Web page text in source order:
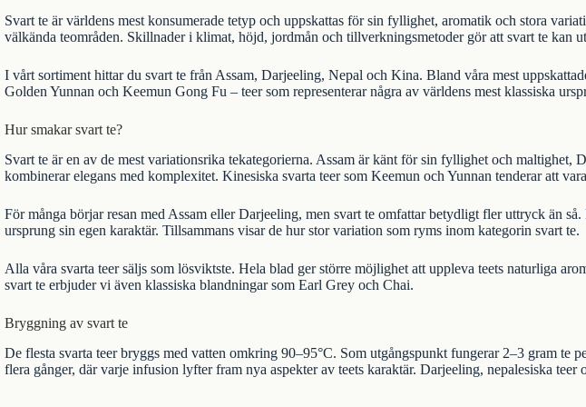
Svart te är världens mest konsumerade tetyp och uppskattas för sin fyllighet, aromatik och stora
välkända teområden. Skillnader i klimat, höjd, jordmån och tillverkningsmetoder gör att svart te
I vårt sortiment hittar du svart te från Assam, Darjeeling, Nepal och Kina. Bland våra mest
Golden Yunnan och Keemun Gong Fu – teer som representerar några av världens mest klassiska
Hur smakar svart te?
Svart te är en av de mest variationsrika tekategorierna. Assam är känt för sin fyllighet och maltighet,
kombinerar elegans med komplexitet. Kinesiska svarta teer som Keemun och Yunnan tenderar att
För många börjar resan med Assam eller Darjeeling, men svart te omfattar betydligt fler uttryck än
ursprung sin egen karaktär. Tillsammans visar de hur stor variation som ryms inom kategorin svart te.
Alla våra svarta teer säljs som lösviktste. Hela blad ger större möjlighet att uppleva teets naturliga
svart te erbjuder vi även klassiska blandningar som Earl Grey och Chai.
Bryggning av svart te
De flesta svarta teer bryggs med vatten omkring 90–95°C. Som utgångspunkt fungerar 2–3 gram
flera gånger, där varje infusion lyfter fram nya aspekter av teets karaktär. Darjeeling, nepalesiska teer